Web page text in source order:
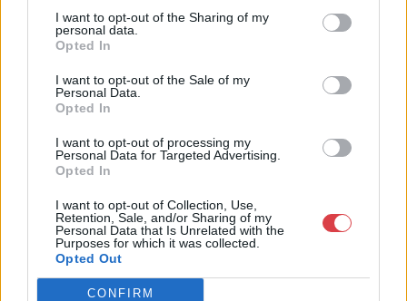
I want to opt-out of the Sharing of my
personal data.
Opted In
I want to opt-out of the Sale of my
Personal Data.
Opted In
I want to opt-out of processing my
Personal Data for Targeted Advertising.
Opted In
I want to opt-out of Collection, Use,
Retention, Sale, and/or Sharing of my
Personal Data that Is Unrelated with the
Purposes for which it was collected.
Opted Out
CONFIRM
Portobello Aukciósház
Budapest
Telefon: +36703805044
elkezdte működését a Mike és Tsa Antikvárium, majd 2010-ben
a Portobello aukciósház kiegészítette az addigi tevékenységét
és megszületett a Mike Portobello Aukciósház. 2022-től saját
oldalunkon bonyolítjuk árverésünket. www.aukcio.net